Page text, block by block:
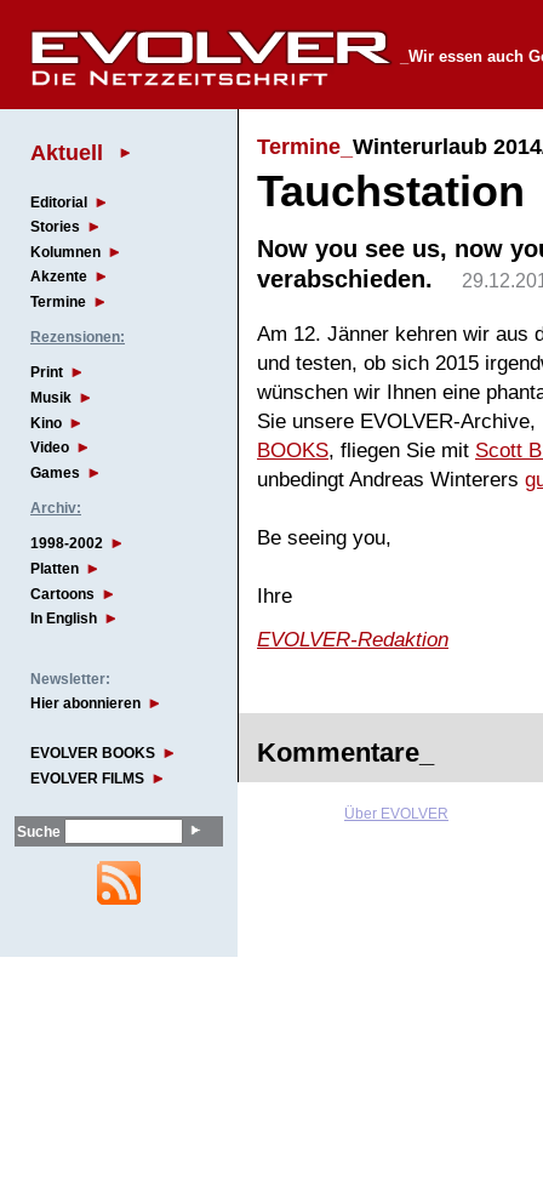
_Wir essen auch
Aktuell
Editorial
Stories
Kolumnen
Akzente
Termine
Rezensionen:
Print
Musik
Kino
Video
Games
Archiv:
1998-2002
Platten
Cartoons
In English
Newsletter:
Hier abonnieren
EVOLVER BOOKS
EVOLVER FILMS
Suche
Termine_ Winterurlaub
Tauchstation
Now you see us, now
verabschieden.
Am 12. Jänner kehren wir aus
und testen, ob sich 2015
wünschen wir Ihnen eine
Sie unsere EVOLVER-
BOOKS, fliegen Sie mit Scott
unbedingt Andreas Winterers
Be seeing you,
Ihre
EVOLVER-Redaktion
Kommentare_
Über EVOLVER